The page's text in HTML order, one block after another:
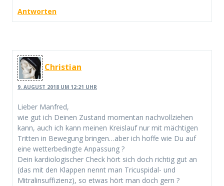
Antworten
Christian
9. AUGUST 2018 UM 12:21 UHR
Lieber Manfred,
wie gut ich Deinen Zustand momentan nachvollziehen
kann, auch ich kann meinen Kreislauf nur mit mächtigen
Tritten in Bewegung bringen…aber ich hoffe wie Du auf
eine wetterbedingte Anpassung ?
Dein kardiologischer Check hört sich doch richtig gut an
(das mit den Klappen nennt man Tricuspidal- und
Mitralinsuffizienz), so etwas hört man doch gern ?